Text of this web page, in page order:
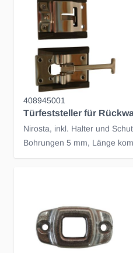
408945001
Türfeststeller für
Nirosta, inkl. Halter und
Bohrungen 5 mm, Länge